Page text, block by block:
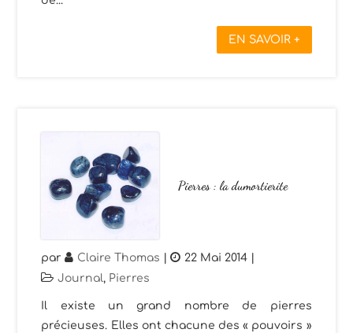
EN SAVOIR +
Pierres : la dumortierite
par Claire Thomas | 22 Mai 2014
Journal, Pierres
Il existe un grand nombre de pierres
précieuses. Elles ont chacune des « pouvoirs »